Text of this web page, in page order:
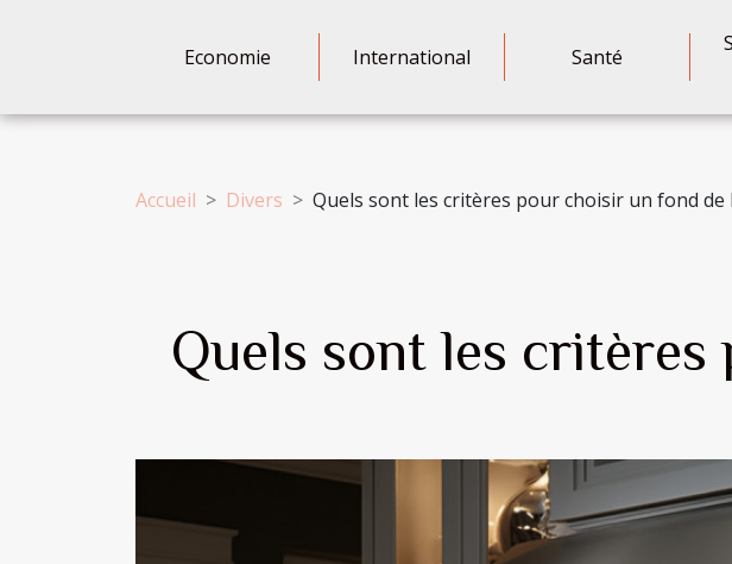
Economie International Santé
Accueil Divers Quels sont les critères pour choisir un fond de
Quels sont les